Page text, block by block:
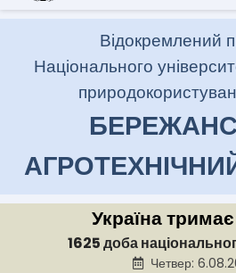
Відокремлений
Національного
Україна
1625 доба
Четвер: